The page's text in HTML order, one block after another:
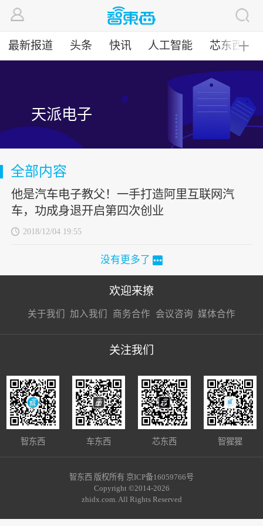
最新报道 头条 快讯 人工智能 芯东西╋
天派电子
全部内容
他是汽车电子教父！一手打造阿里互联网汽
车，功成身退开启第四次创业
2018/12/04 19:55
没有更多了
欢迎来撩
关于我们 加入我们
接扔简历
商务合作
接开聊
会议咨询 媒体合作
接开聊
关注我们
智东西 车东西 芯东西 智猩猩
智东西 版权所有 京ICP备16059766号
Copyright ©2014-2026
zhidx.com. All Rights Reserved